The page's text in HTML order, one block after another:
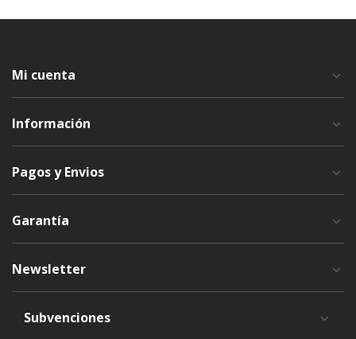
Mi cuenta
Información
Pagos y Envios
Garantía
Newsletter
Subvenciones